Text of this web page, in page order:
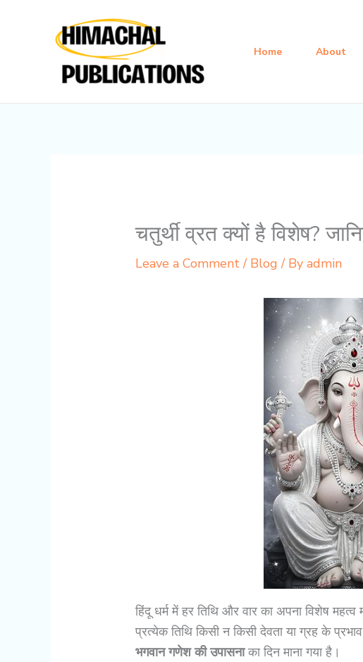
Home About
चतुर्थी व्रत क्यों है विशेष?
Leave a Comment / Blog / Byadmin
हिंदू धर्म में हर तिथि और वार का अपना विशेष
प्रत्येक तिथि किसी न किसी देवता या ग्रह के
भगवान गणेश की उपासनाका दिन माना गया है।